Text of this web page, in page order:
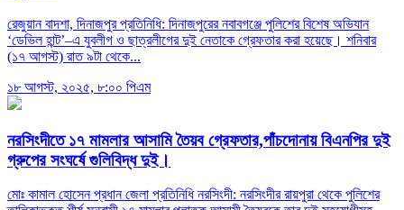
রেজুয়ান বাদশা, দিনাজপুর প্রতিনিধি: দিনাজপুরের নবাবগঞ্জে পুলিশের বিশেষ অভিযান
‘ডেভিল হান্ট’–এ যুবলীগ ও ছাত্রলীগের দুই নেতাকে গ্রেফতার করা হয়েছে। শনিবার
(১৭ আগস্ট) রাত ৯টা থেকে...
১৮ আগস্ট, ২০২৫, ৮:০০ পিএম
নরসিংদীতে ১৭ মামলার আসামি তৈয়ব গ্রেফতার,পাঁচদোনায় বিএনপির দুই
গ্রুপের সংঘর্ষে গুলিবিদ্ধ দুই।
মোঃ কামাল হোসেন প্রধান জেলা প্রতিনিধি নরসিংদী: নরসিংদীর রায়পুরা থেকে পুলিশের